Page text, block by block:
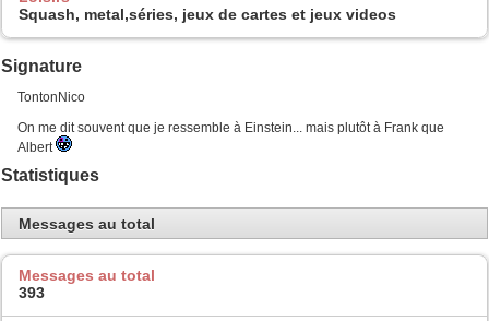
Squash, metal,séries, jeux de cartes et jeux videos
Signature
TontonNico
On me dit souvent que je ressemble à Einstein... mais plutôt à Frank que
Albert
Statistiques
Messages au total
Messages au total
393